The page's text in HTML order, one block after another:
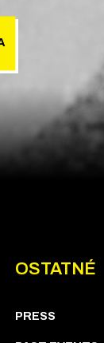
OSTATNÉ
PRESS